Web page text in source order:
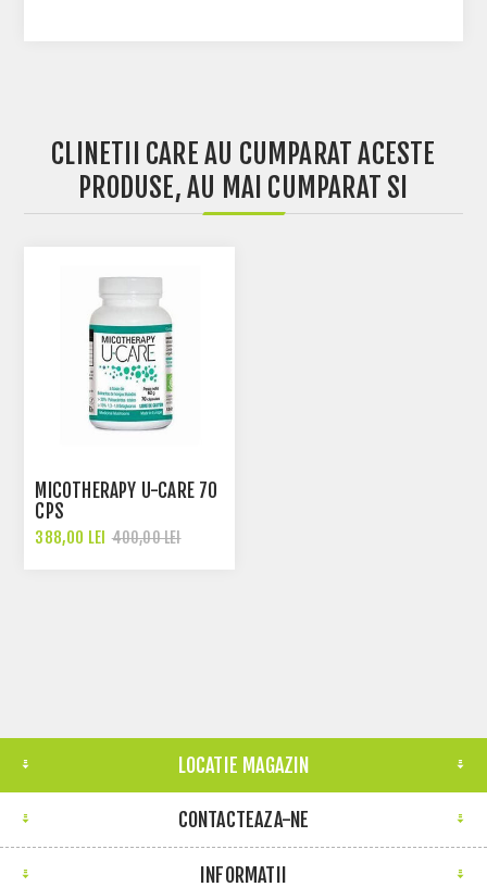
CLINETII CARE AU CUMPARAT ACESTE
PRODUSE, AU MAI CUMPARAT SI
MICOTHERAPY U-CARE 70
CPS
388,00 LEI 400,00 LEI
LOCATIE MAGAZIN
CONTACTEAZA-NE
INFORMATII